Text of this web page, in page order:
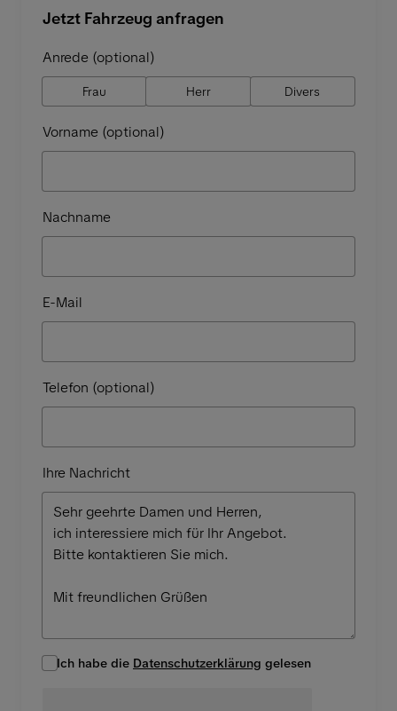
Jetzt Fahrzeug anfragen
Anrede (optional)
Frau Herr Divers
Vorname (optional)
Nachname
E-Mail
Telefon (optional)
Ihre Nachricht
Ich habe die Datenschutzerklärung gelesen